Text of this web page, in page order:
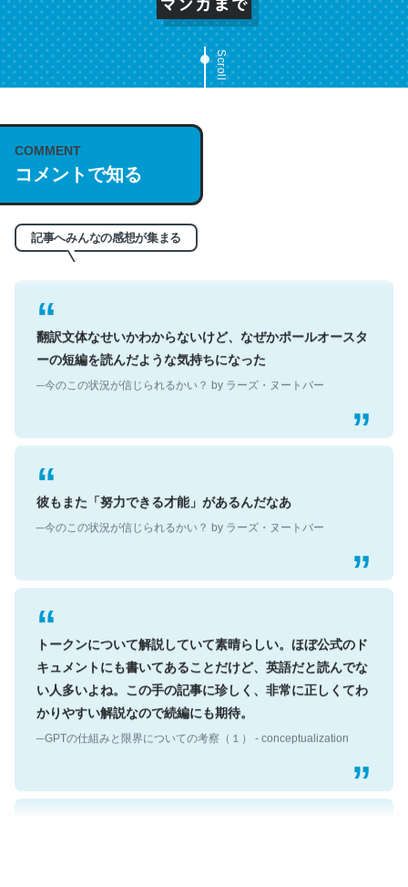
Scroll
COMMENT
コメントで知る
記事へみんなの感想が集まる
う。英語少しでも読める人は原文もお勧め。自分はこの流
れ好き。Let’s Fucking Go. Then Covid hit. Shit.
翻訳文体なせいかわからないけど、なぜかポールオースタ
ーの短編を読んだような気持ちになった
─今のこの状況が信じられるかい？ by ラーズ・ヌートバー
彼もまた「努力できる才能」があるんだなあ
─今のこの状況が信じられるかい？ by ラーズ・ヌートバー
トークンについて解説していて素晴らしい。ほぼ公式のド
キュメントにも書いてあることだけど、英語だと読んでな
い人多いよね。この手の記事に珍しく、非常に正しくてわ
かりやすい解説なので続編にも期待。
─GPTの仕組みと限界についての考察（１） - conceptualization